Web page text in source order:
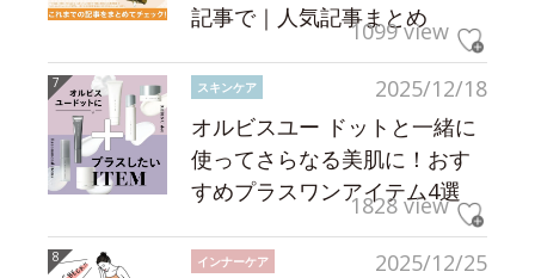
記事で｜人気記事まとめ
1099 view
2025/12/18
スキンケア
オルビスユー ドットと一緒に
使ってさらなる美肌に！おす
すめプラスワンアイテム4選
1828 view
2025/12/25
インナーケア